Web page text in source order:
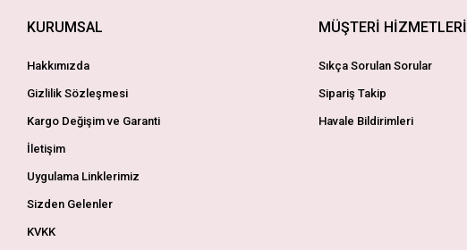
KURUMSAL
Hakkımızda
Gizlilik Sözleşmesi
Kargo Değişim ve Garanti
İletişim
Uygulama Linklerimiz
Sizden Gelenler
KVKK
MÜŞTERİ HİZMETLERİ
Sıkça Sorulan Sorular
Sipariş Takip
Havale Bildirimleri